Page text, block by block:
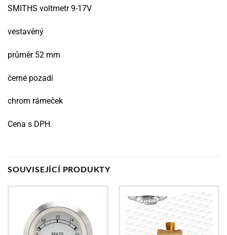
SMITHS voltmetr 9-17V
vestavěný
průměr 52 mm
černé pozadí
chrom rámeček
Cena s DPH.
SOUVISEJÍCÍ PRODUKTY